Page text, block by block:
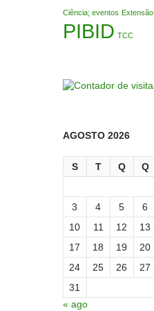
Ciência; eventos Extensão
PIBID TCC
AGOSTO 2026
S T Q Q
3
4 5 6
10
11 12 13
17
18 19 20
24
25 26 27
31
« ago